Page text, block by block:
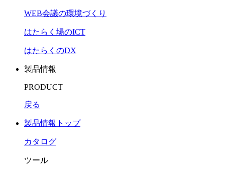
WEB会議の環境づくり
はたらく場のICT
はたらくのDX
製品情報
PRODUCT
戻る
製品情報トップ
カタログ
ツール